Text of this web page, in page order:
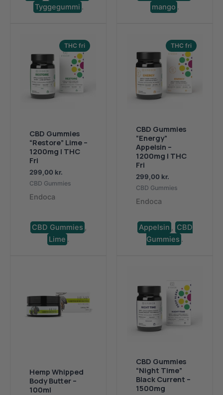
Tyggegummi .
mango .
THC fri
CBD Gummies
“Restore” Lime –
1200mg | THC
Fri
299,00 kr.
CBD Gummies
Endoca
CBD Gummies ,
Lime .
THC fri
CBD Gummies
“Energy”
Appelsin –
1200mg | THC
Fri
299,00 kr.
CBD Gummies
Endoca
Appelsin , CBD
Gummies .
Hemp Whipped
Body Butter –
100ml
CBD Gummies
“Night Time”
Black Current –
1500mg